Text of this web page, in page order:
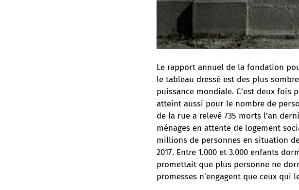
Le rapport annuel de la fondation
le tableau dressé est des plus
puissance mondiale. C’est deux fois
atteint aussi pour le nombre de
de la rue a relevé 735 morts l’an
ménages en attente de logement
millions de personnes en situation
2017. Entre 1.000 et 3.000 enfants
promettait que plus personne ne
promesses n’engagent que ceux qui